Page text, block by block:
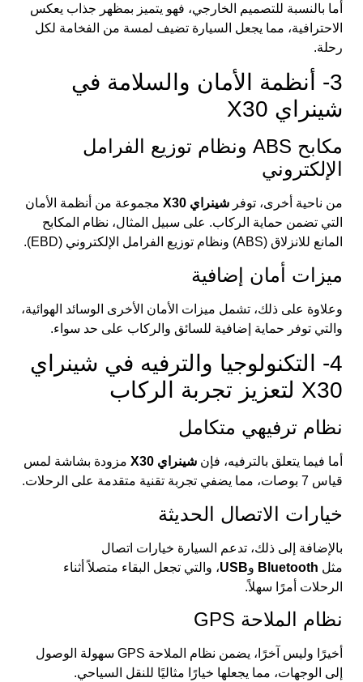
أما بالنسبة للتصميم الخارجي، فهو يتميز بمظهر جذاب يعكس
الاحترافية، مما يجعل السيارة تضيف لمسة من الفخامة لكل
رحلة.
3- أنظمة الأمان والسلامة في
شينراي X30
مكابح ABS ونظام توزيع الفرامل
الإلكتروني
من ناحية أخرى، توفر شينراي X30
مجموعة من أنظمة الأمان
التي تضمن حماية الركاب. على سبيل المثال، نظام المكابح
المانع للانزلاق (ABS) ونظام توزيع الفرامل الإلكتروني (EBD).
ميزات أمان إضافية
وعلاوة على ذلك، تشمل ميزات الأمان الأخرى الوسائد الهوائية،
والتي توفر حماية إضافية للسائق والركاب على حد سواء.
4- التكنولوجيا والترفيه في شينراي
X30 لتعزيز تجربة الركاب
نظام ترفيهي متكامل
أما فيما يتعلق بالترفيه، فإن شينراي X30
مزودة بشاشة لمس
قياس 7 بوصات، مما يضفي تجربة تقنية متقدمة على الرحلات.
خيارات الاتصال الحديثة
بالإضافة إلى ذلك، تدعم السيارة خيارات اتصال
مثل Bluetooth وUSB، والتي تجعل البقاء متصلاً أثناء
الرحلات أمرًا سهلاً.
نظام الملاحة GPS
أخيرًا وليس آخرًا، يضمن نظام الملاحة GPS سهولة الوصول
إلى الوجهات، مما يجعلها خيارًا مثاليًا للنقل السياحي.